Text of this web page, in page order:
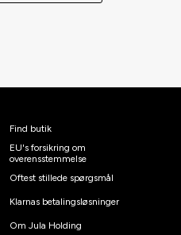
Find butik
EU's forsikring om
overensstemmelse
Oftest stillede spørgsmål
Klarnas betalingsløsninger
Om Jula Holding